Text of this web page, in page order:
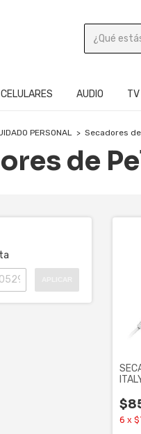
CELULARES AUDIO TV
PERSONAL > Secadores de
de
6 x